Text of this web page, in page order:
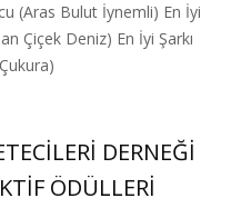
(Aras Bulut İynemli) En İyi
Çiçek Deniz) En İyi Şarkı
DERNEĞİ
ÖDÜLLERİ